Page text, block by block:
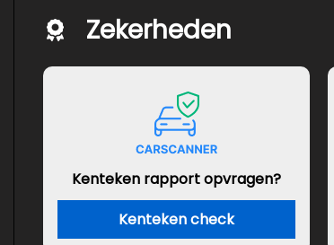
Zekerheden
Kenteken rapport opvragen?
Kenteken check